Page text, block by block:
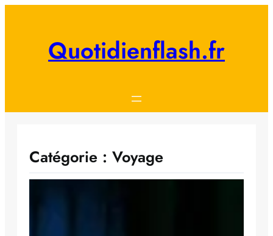
Quotidienflash.fr
Catégorie : Voyage